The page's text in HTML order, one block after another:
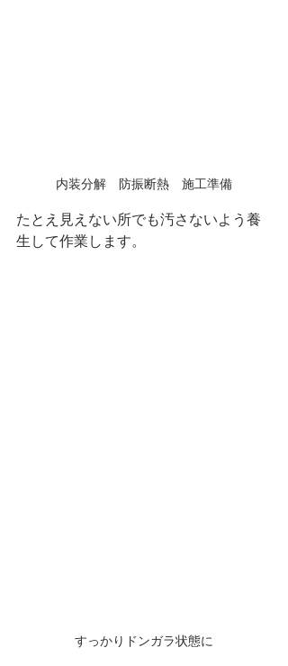
内装分解　防振断熱　施工準備
たとえ見えない所でも汚さないよう養
生して作業します。
すっかりドンガラ状態に